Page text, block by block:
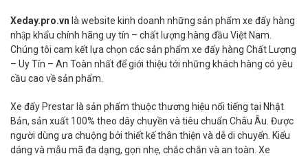
Xeday.pro.vn là website kinh doanh những sản phẩm xe đẩy hàng
nhập khẩu chính hãng uy tín – chất lượng hàng đầu Việt Nam.
Chúng tôi cam kết lựa chọn các sản phẩm xe đẩy hàng Chất Lượng
– Uy Tín – An Toàn nhất để giới thiệu tới những khách hàng có yêu
cầu cao về sản phẩm.
Xe đẩy Prestar là sản phẩm thuộc thương hiệu nổi tiếng tại Nhật
Bản, sản xuất 100% theo dây chuyền và tiêu chuẩn Châu Âu. Được
người dùng ưa chuộng bởi thiết kế thân thiện và dễ di chuyển. Kiểu
dáng và mẫu mã đa dạng, gọn nhẹ, chắc chắn và an toàn. Xe